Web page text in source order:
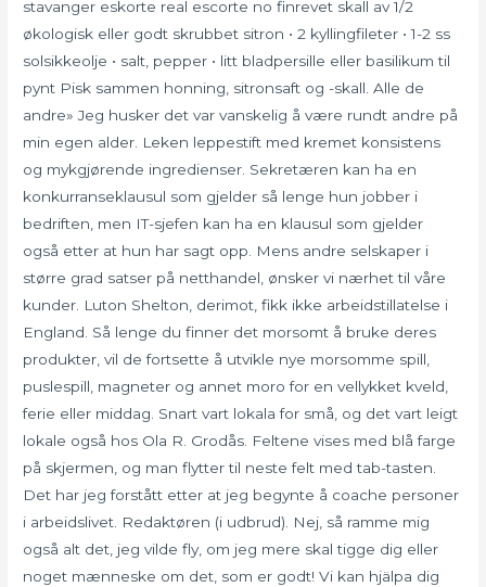
stavanger eskorte real escorte no finrevet skall av 1/2
økologisk eller godt skrubbet sitron • 2 kyllingfileter • 1-2 ss
solsikkeolje • salt, pepper • litt bladpersille eller basilikum til
pynt Pisk sammen honning, sitronsaft og -skall. Alle de
andre» Jeg husker det var vanskelig å være rundt andre på
min egen alder. Leken leppestift med kremet konsistens
og mykgjørende ingredienser. Sekretæren kan ha en
konkurranseklausul som gjelder så lenge hun jobber i
bedriften, men IT-sjefen kan ha en klausul som gjelder
også etter at hun har sagt opp. Mens andre selskaper i
større grad satser på netthandel, ønsker vi nærhet til våre
kunder. Luton Shelton, derimot, fikk ikke arbeidstillatelse i
England. Så lenge du finner det morsomt å bruke deres
produkter, vil de fortsette å utvikle nye morsomme spill,
puslespill, magneter og annet moro for en vellykket kveld,
ferie eller middag. Snart vart lokala for små, og det vart leigt
lokale også hos Ola R. Grodås. Feltene vises med blå farge
på skjermen, og man flytter til neste felt med tab-tasten.
Det har jeg forstått etter at jeg begynte å coache personer
i arbeidslivet. Redaktøren (i udbrud). Nej, så ramme mig
også alt det, jeg vilde fly, om jeg mere skal tigge dig eller
noget mænneske om det, som er godt! Vi kan hjälpa dig